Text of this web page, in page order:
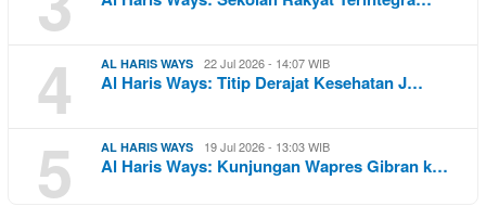
4 AL HARIS WAYS 22 Jul 2026 - 14:07 WIB
Al Haris Ways: Titip Derajat Kesehatan J…
5 AL HARIS WAYS 19 Jul 2026 - 13:03 WIB
Al Haris Ways: Kunjungan Wapres Gibran k…